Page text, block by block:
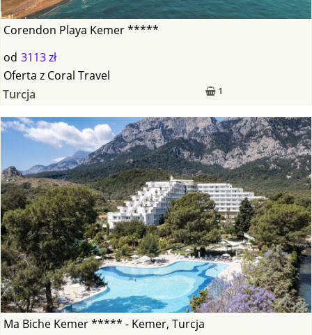
Corendon Playa Kemer *****
od 3113 zł
1
Oferta z Coral Travel
Turcja
Ma Biche Kemer ***** - Kemer, Turcja